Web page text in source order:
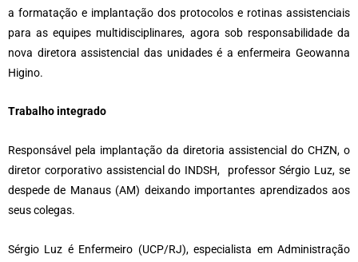
a formatação e implantação dos protocolos e rotinas assistenciais
para as equipes multidisciplinares, agora sob responsabilidade da
nova diretora assistencial das unidades é a enfermeira Geowanna
Higino.
Trabalho integrado
Responsável pela implantação da diretoria assistencial do CHZN, o
diretor corporativo assistencial do INDSH, professor Sérgio Luz, se
despede de Manaus (AM) deixando importantes aprendizados aos
seus colegas.
Sérgio Luz é Enfermeiro (UCP/RJ), especialista em Administração